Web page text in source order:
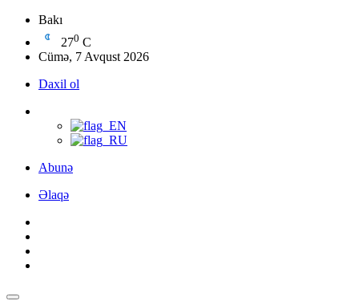
Bakı
270 C
Cümə, 7 Avqust 2026
Daxil ol
Abunə
Əlaqə